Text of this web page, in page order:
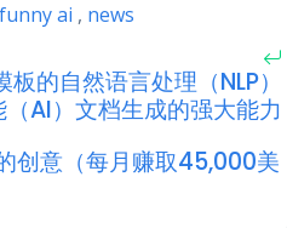
funny ai , news
的自然语言处理（NLP）
AI）文档生成的强大能力
创意（每月赚取45,000美